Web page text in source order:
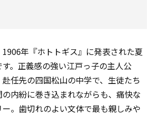
1906年『ホトトギス』に発表された夏
。正義感の強い江戸っ子の主人公
赴任先の四国松山の中学で、生徒たち
内紛に巻き込まれながらも、痛快な
。歯切れのよい文体で最も親しみや